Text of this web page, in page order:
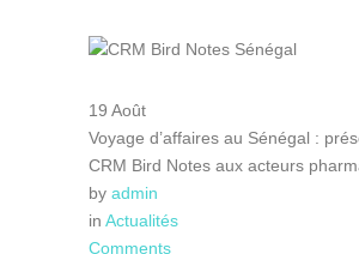
19 Août
Voyage d’affaires au Sénégal :
CRM Bird Notes aux acteurs
by admin
in Actualités
Comments